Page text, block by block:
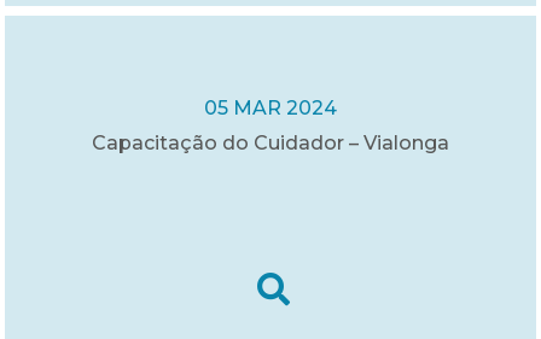
05 MAR 2024
Capacitação do Cuidador – Vialonga